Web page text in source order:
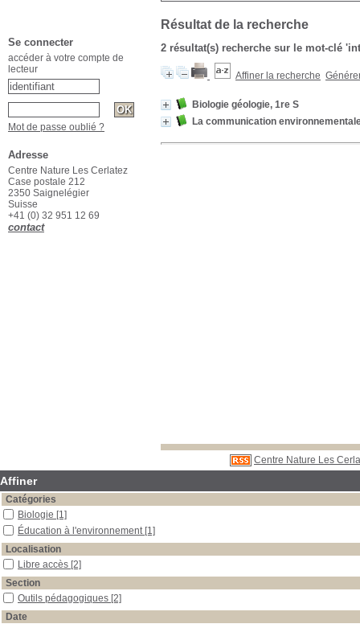
Résultat de la recherche
2 résultat(s) recherche sur le mot-clé
Affiner la recherche
Biologie géologie, 1re S
La communication
Centre Nature Les
Se connecter
accéder à votre compte de
lecteur
Mot de passe oublié ?
Adresse
Centre Nature Les Cerlatez
Case postale 212
2350 Saignelégier
Suisse
+41 (0) 32 951 12 69
contact
Affiner
Catégories
Biologie [1]
Éducation à l'environnement [1]
Localisation
Libre accès [2]
Section
Outils pédagogiques [2]
Date